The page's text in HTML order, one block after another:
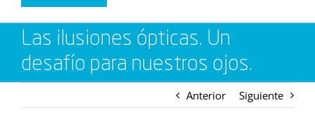
Las ilusiones ópticas. Un
desafío para nuestros ojos.
Anterior Siguiente